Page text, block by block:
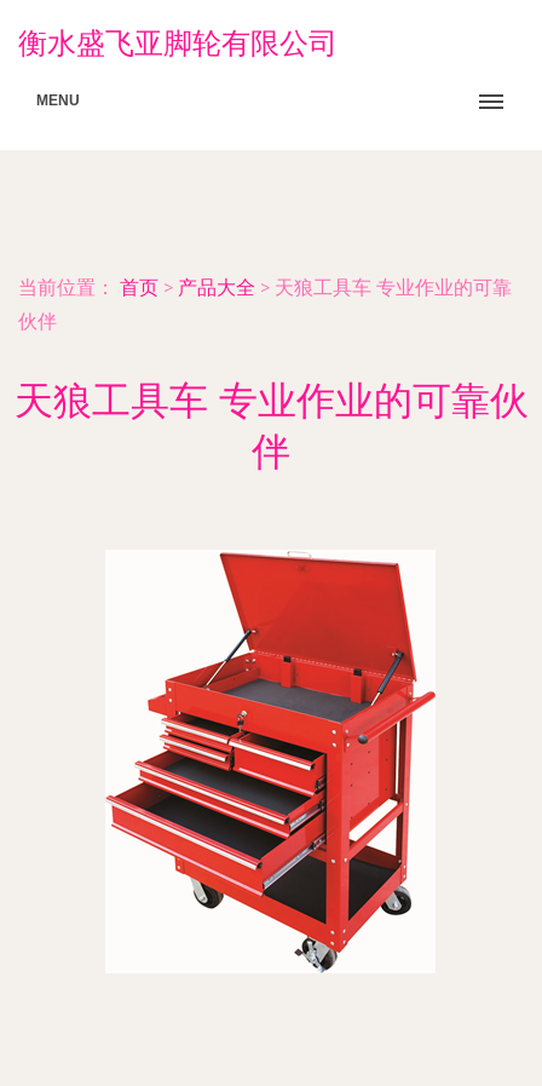
衡水盛飞亚脚轮有限公司
MENU
当前位置： 首页 > 产品大全 > 天狼工具车 专业作业的可靠
伙伴
天狼工具车 专业作业的可靠伙
伴